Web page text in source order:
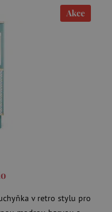
Akce
v retro stylu pro